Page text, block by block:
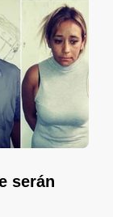
serán